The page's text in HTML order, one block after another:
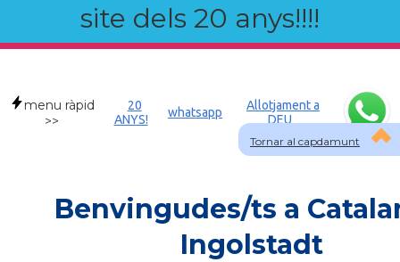
site dels 20 anys!!!!
Tornar al capdamunt
menu ràpid
>>
20
ANYS!
whatsapp
Allotjament a
DEU
Benvingudes/ts a
Ingolstadt